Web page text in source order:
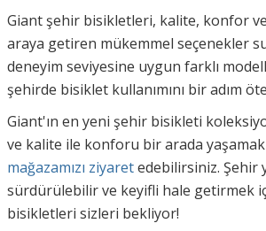
Giant şehir bisikletleri, kalite, konfor
araya getiren mükemmel seçenekler
deneyim seviyesine uygun farklı
şehirde bisiklet kullanımını bir adım
Giant'ın en yeni şehir bisikleti
ve kalite ile konforu bir arada
mağazamızı ziyaretedebilirsiniz. Şehir
sürdürülebilir ve keyifli hale getirmek
bisikletleri sizleri bekliyor!